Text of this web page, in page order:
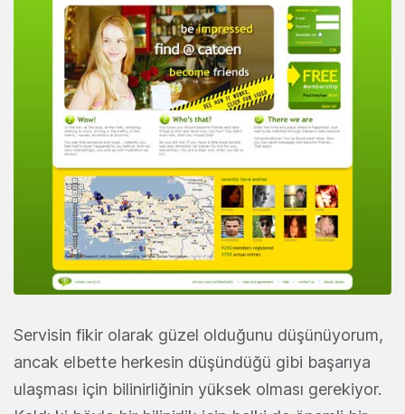
Servisin fikir olarak güzel olduğunu düşünüyorum,
ancak elbette herkesin düşündüğü gibi başarıya
ulaşması için bilinirliğinin yüksek olması gerekiyor.